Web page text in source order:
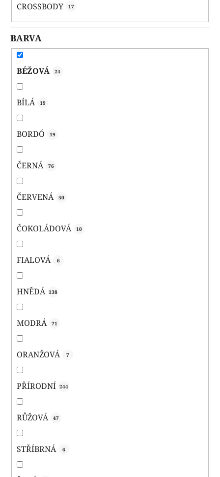
CROSSBODY 17
BARVA
BÉŽOVÁ 24
BÍLÁ 19
BORDÓ 19
ČERNÁ 76
ČERVENÁ 50
ČOKOLÁDOVÁ 10
FIALOVÁ 6
HNĚDÁ 138
MODRÁ 71
ORANŽOVÁ 7
PŘÍRODNÍ 244
RŮŽOVÁ 47
STŘÍBRNÁ 6